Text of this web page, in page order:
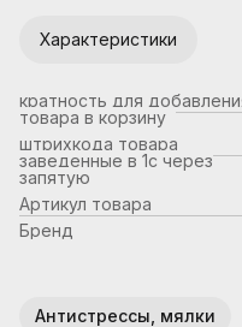
Характеристики
кратность для
товара в корзину
штрихкода товара
заведенные в 1с через
запятую
Артикул товара
Бренд
Антистрессы, мялки